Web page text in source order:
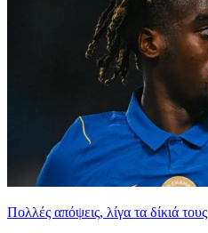
Πολλές απόψεις, λίγα τα δίκιά τους